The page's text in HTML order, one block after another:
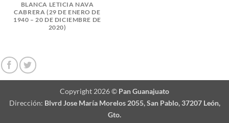
BLANCA LETICIA NAVA
CABRERA (29 DE ENERO DE
1940 – 20 DE DICIEMBRE DE
2020)
Copyright 2026 © Pan Guanajuato
Dirección: Blvrd Jose María Morelos 2055, San Pablo, 37207 León,
Gto.